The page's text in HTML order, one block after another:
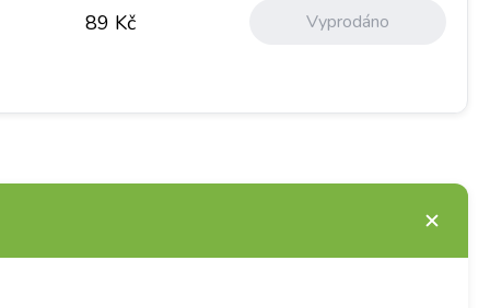
89 Kč Vyprodáno